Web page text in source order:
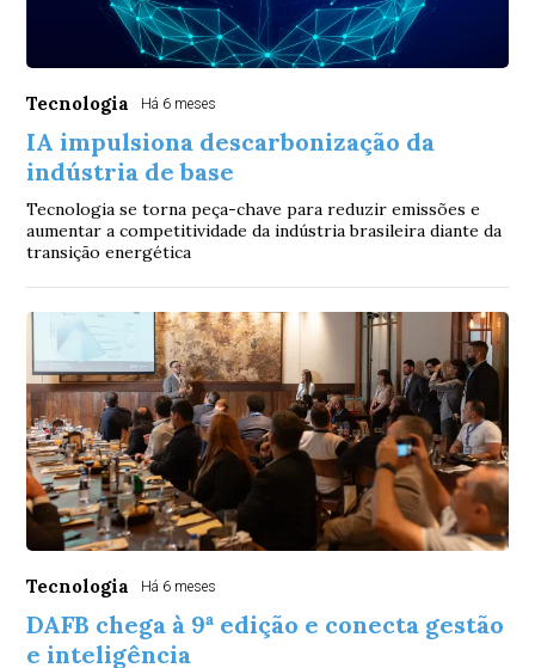
Tecnologia Há 6 meses
IA impulsiona descarbonização da
indústria de base
Tecnologia se torna peça-chave para reduzir emissões e
aumentar a competitividade da indústria brasileira diante da
transição energética
Tecnologia Há 6 meses
DAFB chega à 9ª edição e conecta gestão
e inteligência